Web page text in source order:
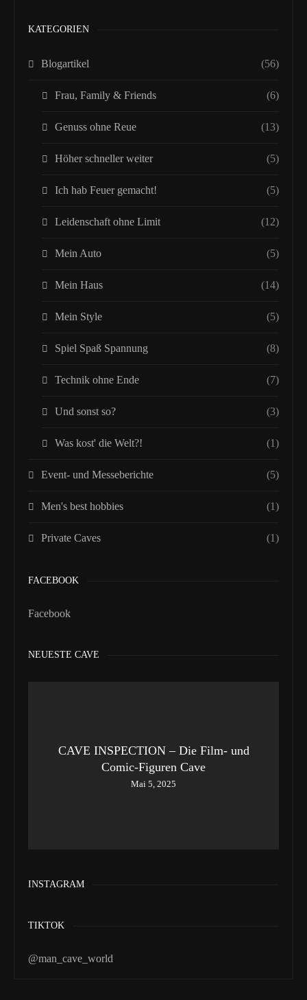
KATEGORIEN
Blogartikel (56)
Frau, Family & Friends (6)
Genuss ohne Reue (13)
Höher schneller weiter (5)
Ich hab Feuer gemacht! (5)
Leidenschaft ohne Limit (12)
Mein Auto (5)
Mein Haus (14)
Mein Style (5)
Spiel Spaß Spannung (8)
Technik ohne Ende (7)
Und sonst so? (3)
Was kost' die Welt?! (1)
Event- und Messeberichte (5)
Men's best hobbies (1)
Private Caves (1)
FACEBOOK
Facebook
NEUESTE CAVE
CAVE INSPECTION – Die Film- und
Comic-Figuren Cave
Mai 5, 2025
INSTAGRAM
TIKTOK
@man_cave_world